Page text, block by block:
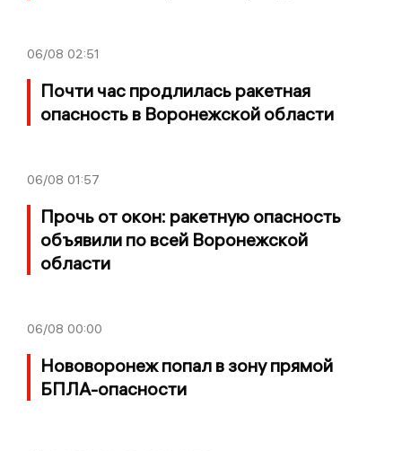
06/08 02:51
Почти час продлилась ракетная
опасность в Воронежской области
06/08 01:57
Прочь от окон: ракетную опасность
объявили по всей Воронежской
области
06/08 00:00
Нововоронеж попал в зону прямой
БПЛА-опасности